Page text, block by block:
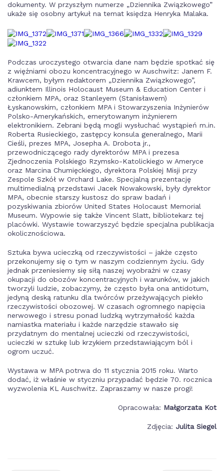
dokumenty. W przyszłym numerze „Dziennika Związkowego”
ukaże się osobny artykuł na temat księdza Henryka Malaka.
Podczas uroczystego otwarcia dane nam będzie spotkać się
z więźniami obozu koncentracyjnego w Auschwitz: Janem F.
Krawcem, byłym redaktorem „Dziennika Związkowego”,
adiunktem Illinois Holocaust Museum & Education Center i
członkiem MPA, oraz Stanleyem (Stanisławem)
Łyskanowskim, członkiem MPA i Stowarzyszenia Inżynierów
Polsko-Amerykańskich, emerytowanym inżynierem
elektronikiem. Zebrani będą mogli wysłuchać wystąpień m.in.
Roberta Rusieckiego, zastępcy konsula generalnego, Marii
Cieśli, prezes MPA, Josepha A. Drobota jr.,
przewodniczącego rady dyrektorów MPA i prezesa
Zjednoczenia Polskiego Rzymsko-Katolickiego w Ameryce
oraz Marcina Chumięckiego, dyrektora Polskiej Misji przy
Zespole Szkół w Orchard Lake. Specjalną prezentację
multimedialną przedstawi Jacek Nowakowski, były dyrektor
MPA, obecnie starszy kustosz do spraw badań i
pozyskiwania zbiorów United States Holocaust Memorial
Museum. Wypowie się także Vincent Slatt, bibliotekarz tej
placówki. Wystawie towarzyszyć będzie specjalna publikacja
okolicznościowa.
Sztuka bywa ucieczką od rzeczywistości – jakże często
przekonujemy się o tym w naszym codziennym życiu. Gdy
jednak przeniesiemy się siłą naszej wyobraźni w czasy
okupacji do obozów koncentracyjnych i warunków, w jakich
tworzyli ludzie, zobaczymy, że często była ona antidotum,
jedyną deską ratunku dla twórców przeżywających piekło
rzeczywistości obozowej. W czasach ogromnego napięcia
nerwowego i stresu ponad ludzką wytrzymałość każda
namiastka materiału i każde narzędzie stawało się
przydatnym do mentalnej ucieczki od rzeczywistości,
ucieczki w sztukę lub krzykiem przedstawiającym ból i
ogrom uczuć.
Wystawa w MPA potrwa do 11 stycznia 2015 roku. Warto
dodać, iż właśnie w styczniu przypadać będzie 70. rocznica
wyzwolenia KL Auschwitz. Zapraszamy w nasze progi!
Opracowała: Małgorzata Kot
Zdjęcia: Julita Siegel